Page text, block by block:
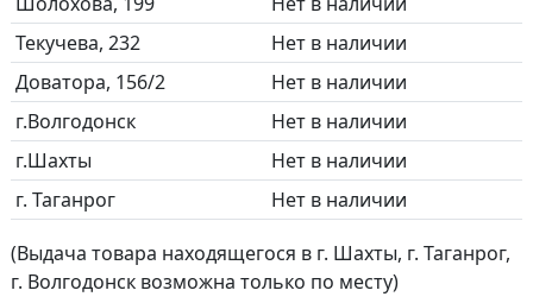
Текучева, 232
Нет в наличии
Доватора, 156/2
Нет в наличии
г.Волгодонск
Нет в наличии
г.Шахты
Нет в наличии
г. Таганрог
Нет в наличии
(Выдача товара находящегося в г. Шахты, г. Таганрог,
г. Волгодонск возможна только по месту)